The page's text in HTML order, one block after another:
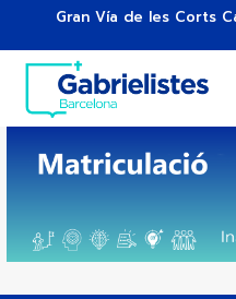
Gran Vía de les Corts